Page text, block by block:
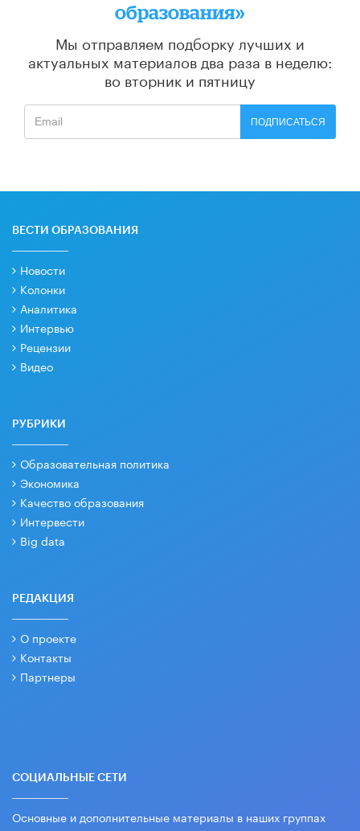
образования»
Мы отправляем подборку лучших и
актуальных материалов два раза в неделю:
во вторник и пятницу
ПОДПИСАТЬСЯ
ВЕСТИ ОБРАЗОВАНИЯ
Новости
Колонки
Аналитика
Интервью
Рецензии
Видео
РУБРИКИ
Образовательная политика
Экономика
Качество образования
Интервести
Big data
РЕДАКЦИЯ
О проекте
Контакты
Партнеры
СОЦИАЛЬНЫЕ СЕТИ
Основные и дополнительные материалы в наших группах